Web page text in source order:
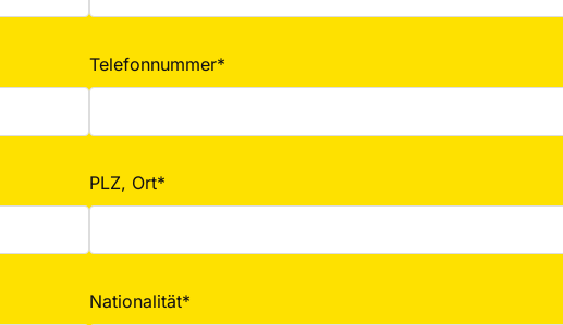
Telefonnummer*
PLZ, Ort*
Nationalität*